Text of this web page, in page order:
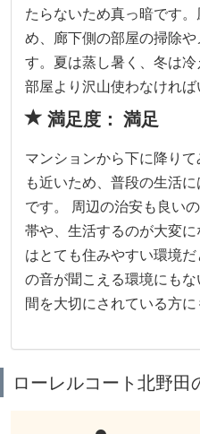
たらないため真っ暗です
め、廊下側の部屋の掃除
す。夏は蒸し暑く、冬は
部屋より沢山使わなければ
満足度： 満足
マンションから下に降り
も近いため、普段の生活
です。 周辺の治安も良い
帯や、生活するのが大変
はとても住みやすい環境
の音が聞こえる環境にも
間を大切にされている方に
ローレルコート北野田